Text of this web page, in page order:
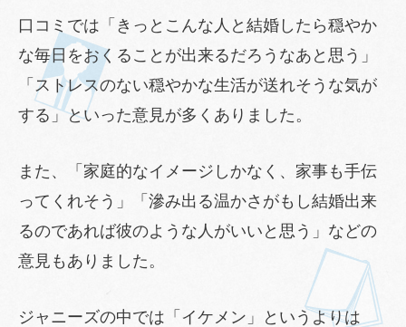
口コミでは「きっとこんな人と結婚したら穏やか
な毎日をおくることが出来るだろうなあと思う」
「ストレスのない穏やかな生活が送れそうな気が
する」といった意見が多くありました。
また、「家庭的なイメージしかなく、家事も手伝
ってくれそう」「滲み出る温かさがもし結婚出来
るのであれば彼のような人がいいと思う」などの
意見もありました。
ジャニーズの中では「イケメン」というよりは